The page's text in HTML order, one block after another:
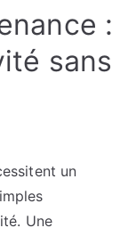
:
sans
un
Une